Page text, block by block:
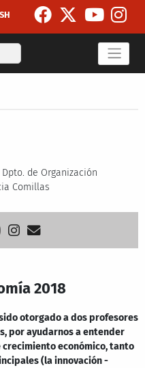
Search
de Organización
Comillas
2018
otorgado a dos profesores
por ayudarnos a entender
económico, tanto
(la innovación -